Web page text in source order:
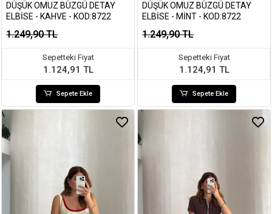
DÜŞÜK OMUZ BÜZGÜ DETAY
ELBISE - KAHVE - KOD:8722
1.249,90 TL
Sepetteki Fiyat
1.124,91 TL
Sepete Ekle
DÜŞÜK OMUZ BÜZGÜ DETAY
ELBISE - MINT - KOD:8722
1.249,90 TL
Sepetteki Fiyat
1.124,91 TL
Sepete Ekle